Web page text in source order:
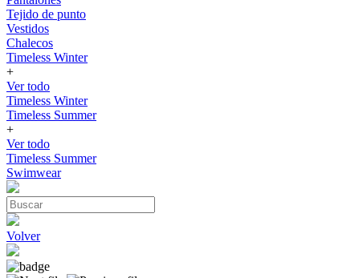
Tejido de punto
Vestidos
Chalecos
Timeless Winter
+
Ver todo
Timeless Winter
Timeless Summer
+
Ver todo
Timeless Summer
Swimwear
Volver